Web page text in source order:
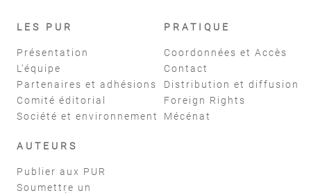
LES PUR
Présentation
L'équipe
Partenaires et adhésions
Comité éditorial
Société et environnement
PRATIQUE
Coordonnées et Accès
Contact
Distribution et diffusion
Foreign Rights
Mécénat
AUTEURS
Publier aux PUR
Soumettre un